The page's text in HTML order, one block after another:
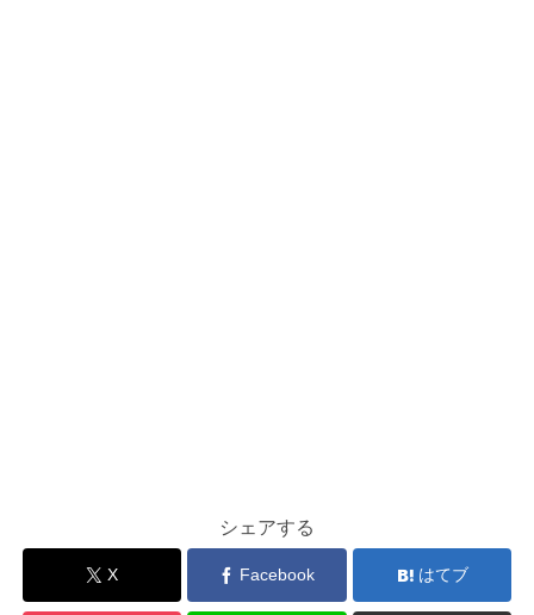
シェアする
X Facebook はてブ